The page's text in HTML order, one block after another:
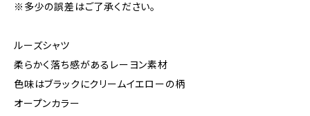
※多少の誤差はご了承ください。
ルーズシャツ
柔らかく落ち感があるレーヨン素材
色味はブラックにクリームイエローの柄
オープンカラー